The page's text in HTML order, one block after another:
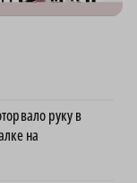
руку в
на